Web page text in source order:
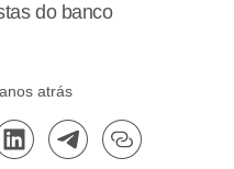
do banco
atrás